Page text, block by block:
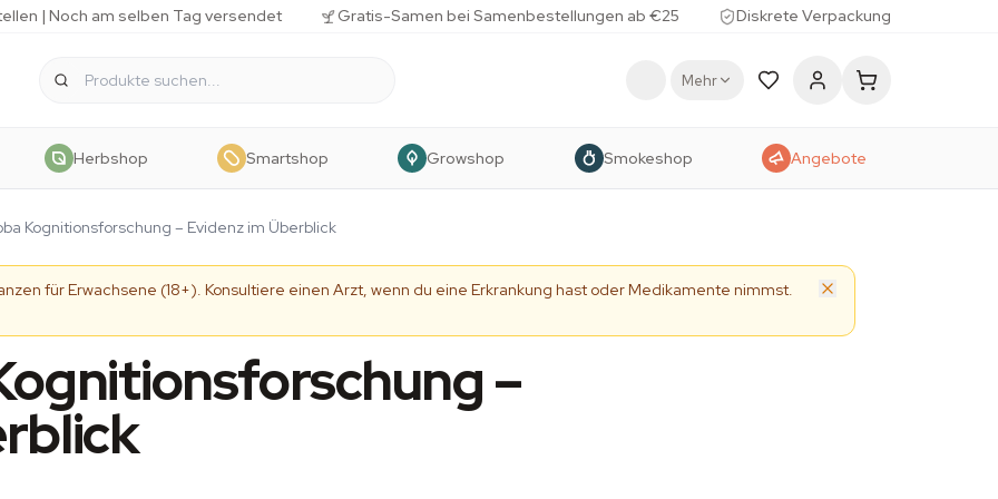
| Noch am selben Tag versendet Gratis-Samen bei Samenbestellungen ab €25 Diskrete Verpackung
Mehr
Herbshop Smartshop Growshop Smokeshop Angebote
Kognitionsforschung – Evidenz im Überblick
für Erwachsene (18+). Konsultiere einen Arzt, wenn du eine Erkrankung hast oder Medikamente nimmst.
–